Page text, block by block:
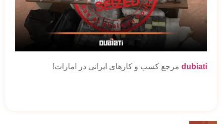
dubiati مرجع کسب و کارهای ایرانی در امارات!